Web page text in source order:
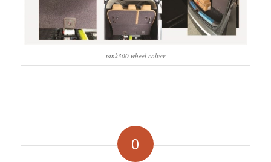
tank300 wheel colver
0